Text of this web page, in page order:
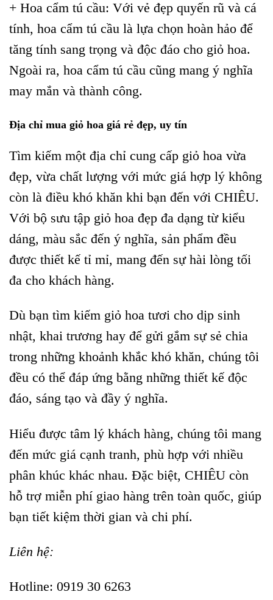
+ Hoa cẩm tú cầu: Với vẻ đẹp quyến rũ và cá
tính, hoa cẩm tú cầu là lựa chọn hoàn hảo để
tăng tính sang trọng và độc đáo cho giỏ hoa.
Ngoài ra, hoa cẩm tú cầu cũng mang ý nghĩa
may mắn và thành công.
Địa chỉ mua giỏ hoa giá rẻ đẹp, uy tín
Tìm kiếm một địa chỉ cung cấp giỏ hoa vừa
đẹp, vừa chất lượng với mức giá hợp lý không
còn là điều khó khăn khi bạn đến với CHIÊU.
Với bộ sưu tập giỏ hoa đẹp đa dạng từ kiểu
dáng, màu sắc đến ý nghĩa, sản phẩm đều
được thiết kế tỉ mỉ, mang đến sự hài lòng tối
đa cho khách hàng.
Dù bạn tìm kiếm giỏ hoa tươi cho dịp sinh
nhật, khai trương hay để gửi gắm sự sẻ chia
trong những khoảnh khắc khó khăn, chúng tôi
đều có thể đáp ứng bằng những thiết kế độc
đáo, sáng tạo và đầy ý nghĩa.
Hiểu được tâm lý khách hàng, chúng tôi mang
đến mức giá cạnh tranh, phù hợp với nhiều
phân khúc khác nhau. Đặc biệt, CHIÊU còn
hỗ trợ miễn phí giao hàng trên toàn quốc, giúp
bạn tiết kiệm thời gian và chi phí.
Liên hệ:
Hotline: 0919 30 6263